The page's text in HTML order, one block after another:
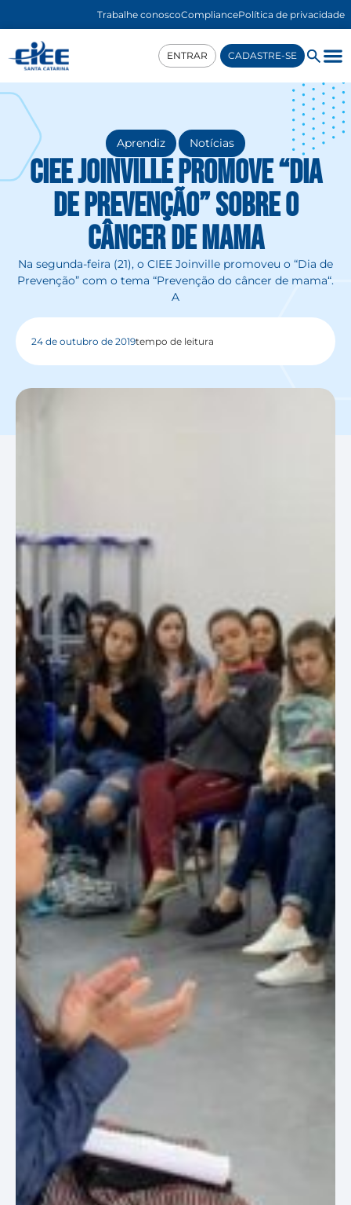
Trabalhe conoscoCompliancePolítica de privacidade
ENTRAR CADASTRE-SE
Aprendiz , Notícias
CIEE Joinville promove “Dia
de Prevenção” sobre o
câncer de mama
Na segunda-feira (21), o CIEE Joinville promoveu o “Dia de
Prevenção” com o tema “Prevenção do câncer de mama“.
A
24 de outubro de 2019tempo de leitura